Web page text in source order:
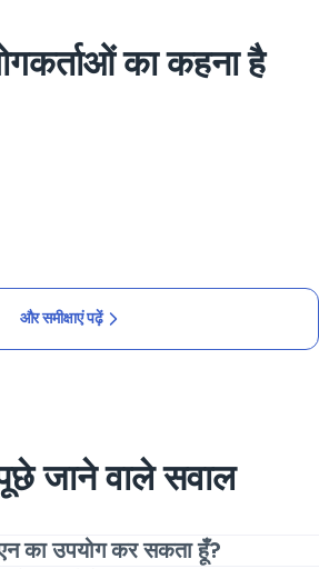
का कहना है
और समीक्षाएं पढ़ें
जाने वाले सवाल
का उपयोग कर सकता हूँ?